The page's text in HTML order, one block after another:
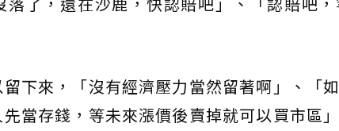
下來，「沒有經濟壓力當然留著啊」、「
當存錢，等未來漲價後賣掉就可以買市區